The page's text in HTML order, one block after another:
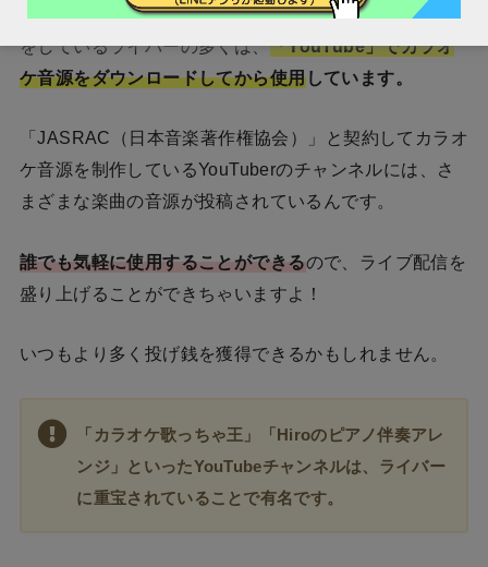
ライブ配信アプリ「17（イチナナ）」でカラオケ配信
をしているライバーの多くは、「YouTube」でカラオ
ケ音源をダウンロードしてから使用しています。
「JASRAC（日本音楽著作権協会）」と契約してカラオ
ケ音源を制作しているYouTuberのチャンネルには、さ
まざまな楽曲の音源が投稿されているんです。
誰でも気軽に使用することができるので、ライブ配信を
盛り上げることができちゃいますよ！
いつもより多く投げ銭を獲得できるかもしれません。
「カラオケ歌っちゃ王」「Hiroのピアノ伴奏アレ
ンジ」といったYouTubeチャンネルは、ライバー
に重宝されていることで有名です。